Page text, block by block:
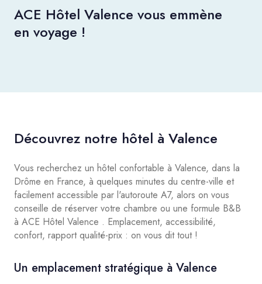
ACE Hôtel Valence vous emmène
en voyage !
Découvrez notre hôtel à Valence
Vous recherchez un hôtel confortable à Valence, dans la
Drôme en France, à quelques minutes du centre-ville et
facilement accessible par l'autoroute A7, alors on vous
conseille de réserver votre chambre ou une formule B&B
à ACE Hôtel Valence . Emplacement, accessibilité,
confort, rapport qualité-prix : on vous dit tout !
Un emplacement stratégique à Valence